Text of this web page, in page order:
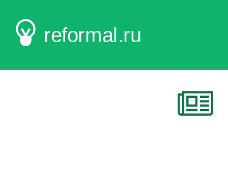
reformal.ru